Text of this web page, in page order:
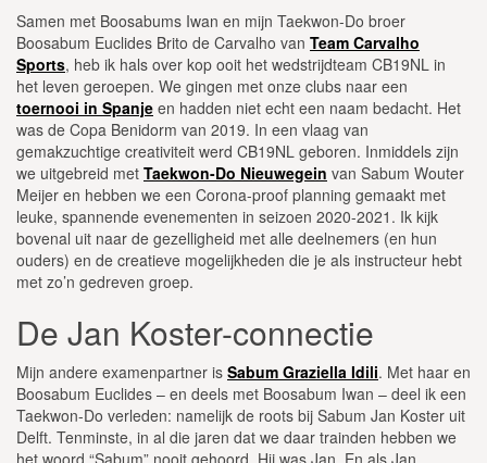
Samen met Boosabums Iwan en mijn Taekwon-Do broer
Boosabum Euclides Brito de Carvalho van Team Carvalho
Sports, heb ik hals over kop ooit het wedstrijdteam CB19NL in
het leven geroepen. We gingen met onze clubs naar een
toernooi in Spanje en hadden niet echt een naam bedacht. Het
was de Copa Benidorm van 2019. In een vlaag van
gemakzuchtige creativiteit werd CB19NL geboren. Inmiddels zijn
we uitgebreid met Taekwon-Do Nieuwegein van Sabum Wouter
Meijer en hebben we een Corona-proof planning gemaakt met
leuke, spannende evenementen in seizoen 2020-2021. Ik kijk
bovenal uit naar de gezelligheid met alle deelnemers (en hun
ouders) en de creatieve mogelijkheden die je als instructeur hebt
met zo’n gedreven groep.
De Jan Koster-connectie
Mijn andere examenpartner is Sabum Graziella Idili. Met haar en
Boosabum Euclides – en deels met Boosabum Iwan – deel ik een
Taekwon-Do verleden: namelijk de roots bij Sabum Jan Koster uit
Delft. Tenminste, in al die jaren dat we daar trainden hebben we
het woord “Sabum” nooit gehoord. Hij was Jan. En als Jan